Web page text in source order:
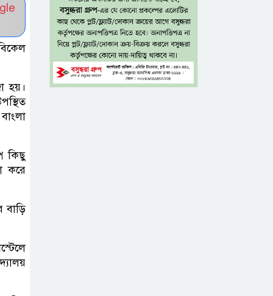
হয়।
কিছু
করে
বাড়ি
উচ্ছ্বসিত
নেতাকর্মীরা
জুলাই
গণঅভ্যুত্থানের